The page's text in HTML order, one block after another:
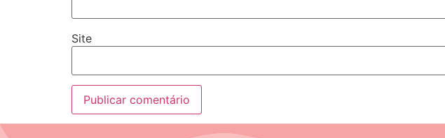
Site